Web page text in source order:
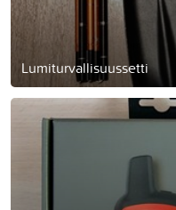
Lumiturvallisuussetti